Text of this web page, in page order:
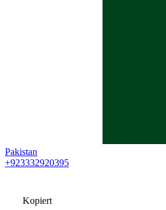
Pakistan
+923332920395
Kopiert